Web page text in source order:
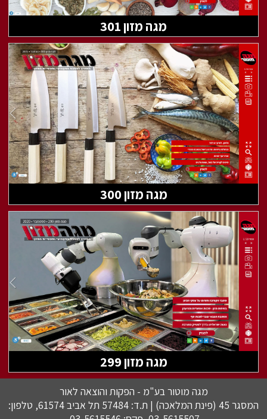
מגה מזון 301
מגה מזון 300
מגה מזון 299
מגה מוטור בע"מ - הפקות והוצאה לאור
המסגר 45 (פינת המלאכה) | ת.ד: 57484 תל אביב 61574, טלפון: